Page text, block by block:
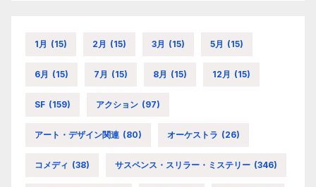
1月 (15) 2月 (15) 3月 (15) 5月 (15)
6月 (15) 7月 (15) 8月 (15) 12月 (15)
SF (159) アクション (97)
アート・デザイン関連 (80) オーケストラ (26)
コメディ (38) サスペンス・スリラー・ミステリー (346)